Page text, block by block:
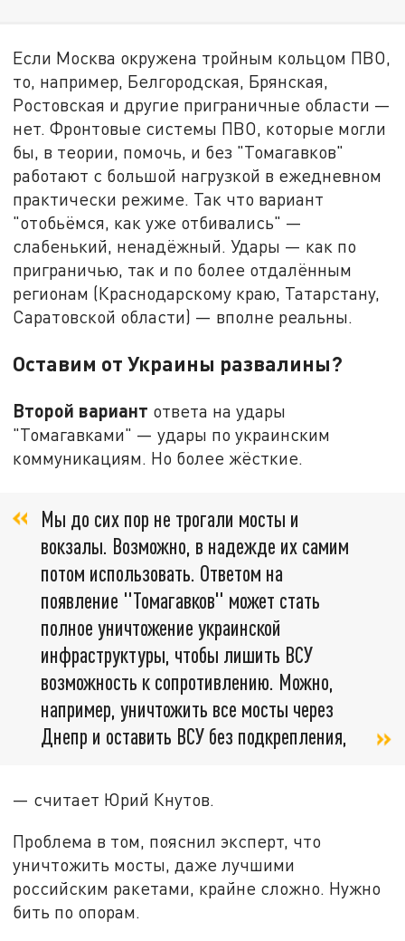
Если Москва окружена тройным кольцом ПВО,
то, например, Белгородская, Брянская,
Ростовская и другие приграничные области —
нет. Фронтовые системы ПВО, которые могли
бы, в теории, помочь, и без "Томагавков"
работают с большой нагрузкой в ежедневном
практически режиме. Так что вариант
"отобьёмся, как уже отбивались" —
слабенький, ненадёжный. Удары — как по
приграничью, так и по более отдалённым
регионам (Краснодарскому краю, Татарстану,
Саратовской области) — вполне реальны.
Оставим от Украины развалины?
Второй вариант ответа на удары
"Томагавками" — удары по украинским
коммуникациям. Но более жёсткие.
Мы до сих пор не трогали мосты и
вокзалы. Возможно, в надежде их самим
потом использовать. Ответом на
появление "Томагавков" может стать
полное уничтожение украинской
инфраструктуры, чтобы лишить ВСУ
возможность к сопротивлению. Можно,
например, уничтожить все мосты через
Днепр и оставить ВСУ без подкрепления,
— считает Юрий Кнутов.
Проблема в том, пояснил эксперт, что
уничтожить мосты, даже лучшими
российским ракетами, крайне сложно. Нужно
бить по опорам.